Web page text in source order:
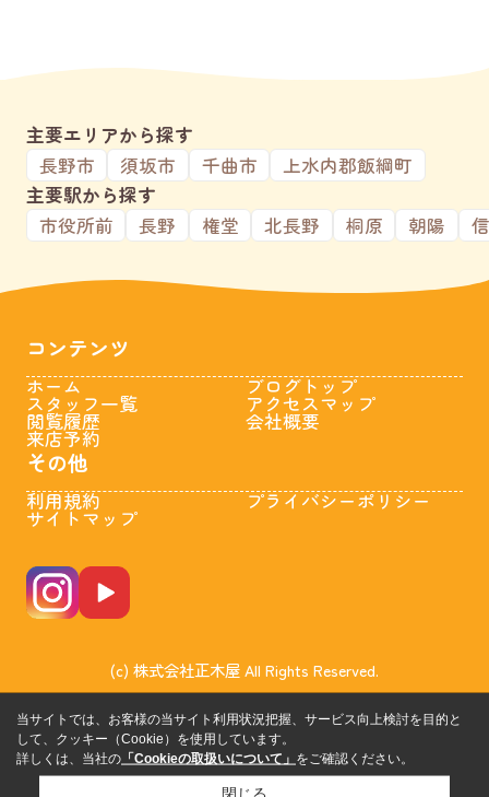
主要エリアから探す
長野市
須坂市 千曲市
上水内郡飯綱町
主要駅から探す
市役所前
長野 権堂 北長野 桐原 朝陽
コンテンツ
ホーム
スタッフ一覧
閲覧履歴
来店予約
ブログトップ
アクセスマップ
会社概要
その他
利用規約
サイトマップ
プライバシーポリシー
(c) 株式会社正木屋 All Rights Reserved.
当サイトでは、お客様の当サイト利用状況把握、サービス向上検討を目的と
して、クッキー（Cookie）を使用しています。
詳しくは、当社の 「Cookieの取扱いについて」 をご確認ください。
閉じる